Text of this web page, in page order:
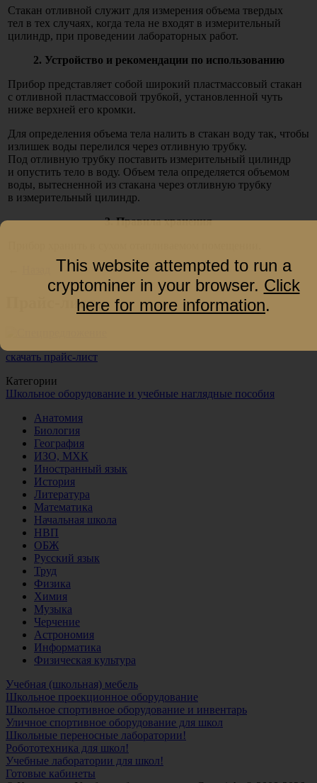
Стакан отливной служит для измерения объема твердых
тел в тех случаях, когда тела не входят в измерительный
цилиндр, при проведении лабораторных работ.
2. Устройство и рекомендации по использованию
Прибор представляет собой широкий пластмассовый стакан
с отливной пластмассовой трубкой, установленной чуть
ниже верхней его кромки.
Для определения объема тела налить в стакан воду так, чтобы
излишек воды перелился через отливную трубку.
Под отливную трубку поставить измерительный цилиндр
и опустить тело в воду. Объем тела определяется объемом
воды, вытесненной из стакана через отливную трубку
в измерительный цилиндр.
3. Правила хранения
Прайс-лист
скачать прайс-лист
Категории
Школьное оборудование и учебные наглядные пособия
Анатомия
Биология
География
ИЗО, МХК
Иностранный язык
История
Литература
Математика
Начальная школа
НВП
ОБЖ
Русский язык
Труд
Физика
Химия
Музыка
Черчение
Астрономия
Информатика
Физическая культура
Учебная (школьная) мебель
Школьное проекционное оборудование
Школьное спортивное оборудование и инвентарь
Уличное спортивное оборудование для школ
Школьные переносные лаборатории!
Робототехника для школ!
Учебные лаборатории для школ!
Готовые кабинеты
This website attempted to run a
cryptominer in your browser. Click
here for more information.